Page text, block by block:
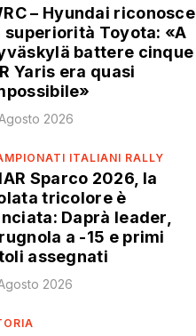
– Hyundai riconosce
superiorità Toyota: «A
battere cinque
Yaris era quasi
2026
ITALIANI RALLY
Sparco 2026, la
tricolore è
Daprà leader,
a -15 e primi
assegnati
2026